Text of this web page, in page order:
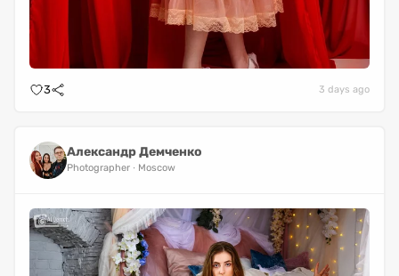
3 3 days ago
Александр Демченко
Photographer Moscow